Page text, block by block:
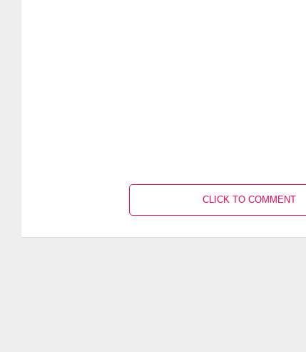
CLICK TO COMMENT